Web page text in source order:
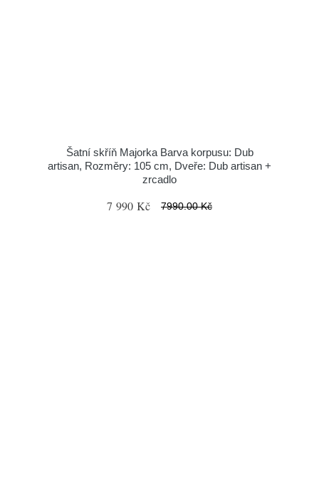
Šatní skříň Majorka Barva korpusu: Dub
artisan, Rozměry: 105 cm, Dveře: Dub artisan +
zrcadlo
7 990 Kč 7990.00 Kč